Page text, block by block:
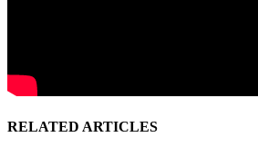
RELATED ARTICLES